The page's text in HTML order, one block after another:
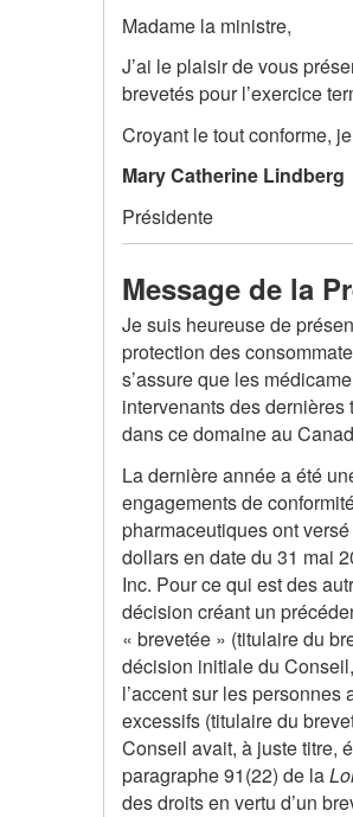
Madame la ministre,
J’ai le plaisir de vous
brevetés pour l’exercice
Croyant le tout conforme,
Mary Catherine Lindberg
Présidente
Message de la
Je suis heureuse de
protection des
s’assure que les
intervenants des
dans ce domaine au
La dernière année a été
engagements de
pharmaceutiques ont
dollars en date du 31 mai
Inc. Pour ce qui est des
décision créant un
« brevetée » (titulaire du
décision initiale du
l’accent sur les
excessifs (titulaire du
Conseil avait, à juste titre,
paragraphe 91(22) de la
des droits en vertu d’un